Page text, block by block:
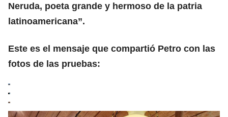
Neruda, poeta grande y hermoso de la patria
latinoamericana”.
Este es el mensaje que compartió Petro con las
fotos de las pruebas: